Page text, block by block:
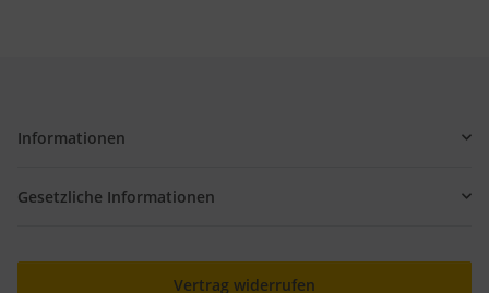
Informationen
Gesetzliche Informationen
Vertrag widerrufen